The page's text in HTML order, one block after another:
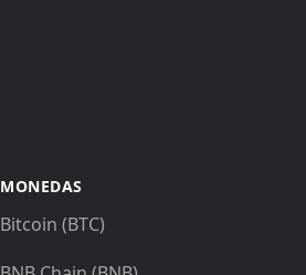
MONEDAS
Bitcoin (BTC)